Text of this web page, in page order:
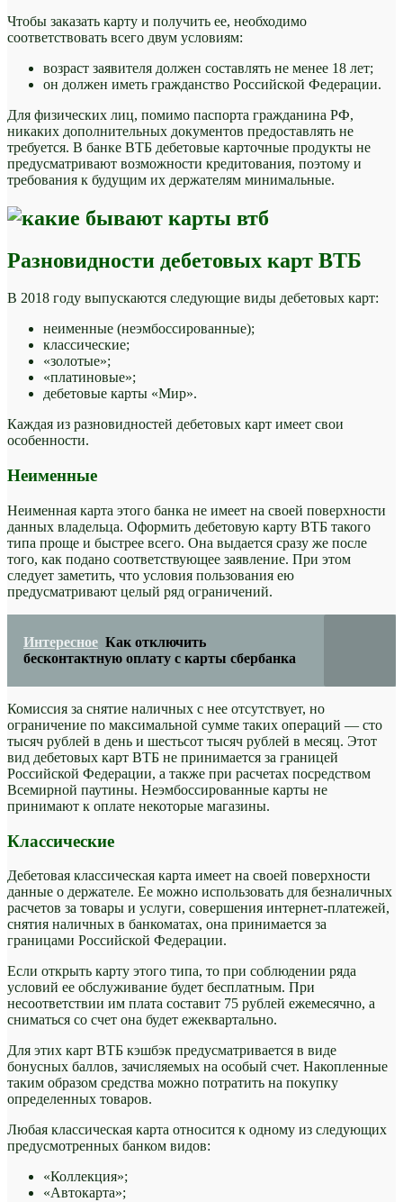
Чтобы заказать карту и получить ее, необходимо
соответствовать всего двум условиям:
возраст заявителя должен составлять не менее 18 лет;
он должен иметь гражданство Российской Федерации.
Для физических лиц, помимо паспорта гражданина РФ,
никаких дополнительных документов предоставлять не
требуется. В банке ВТБ дебетовые карточные продукты не
предусматривают возможности кредитования, поэтому и
требования к будущим их держателям минимальные.
Разновидности дебетовых карт ВТБ
В 2018 году выпускаются следующие виды дебетовых карт:
неименные (неэмбоссированные);
классические;
«золотые»;
«платиновые»;
дебетовые карты «Мир».
Каждая из разновидностей дебетовых карт имеет свои
особенности.
Неименные
Неименная карта этого банка не имеет на своей поверхности
данных владельца. Оформить дебетовую карту ВТБ такого
типа проще и быстрее всего. Она выдается сразу же после
того, как подано соответствующее заявление. При этом
следует заметить, что условия пользования ею
предусматривают целый ряд ограничений.
Интересное Как отключить
бесконтактную оплату с карты сбербанка
Комиссия за снятие наличных с нее отсутствует, но
ограничение по максимальной сумме таких операций — сто
тысяч рублей в день и шестьсот тысяч рублей в месяц. Этот
вид дебетовых карт ВТБ не принимается за границей
Российской Федерации, а также при расчетах посредством
Всемирной паутины. Неэмбоссированные карты не
принимают к оплате некоторые магазины.
Классические
Дебетовая классическая карта имеет на своей поверхности
данные о держателе. Ее можно использовать для безналичных
расчетов за товары и услуги, совершения интернет-платежей,
снятия наличных в банкоматах, она принимается за
границами Российской Федерации.
Если открыть карту этого типа, то при соблюдении ряда
условий ее обслуживание будет бесплатным. При
несоответствии им плата составит 75 рублей ежемесячно, а
сниматься со счет она будет ежеквартально.
Для этих карт ВТБ кэшбэк предусматривается в виде
бонусных баллов, зачисляемых на особый счет. Накопленные
таким образом средства можно потратить на покупку
определенных товаров.
Любая классическая карта относится к одному из следующих
предусмотренных банком видов:
«Коллекция»;
«Автокарта»;